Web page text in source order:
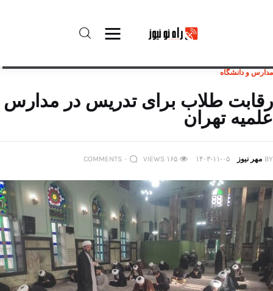
درباره راه‌ نو نیوز
حفظ حریم شخصی
قوانین بازنشر
تبلیغات راه نو نیوز
آوین دیلی
مدارس و دانشگاه
رقابت طلاب برای تدریس در مدارس
علمیه تهران
BY مهر نیوز ۱۴۰۳-۱۱-۰۵ ۱۶۵ VIEWS ۰ COMMENTS